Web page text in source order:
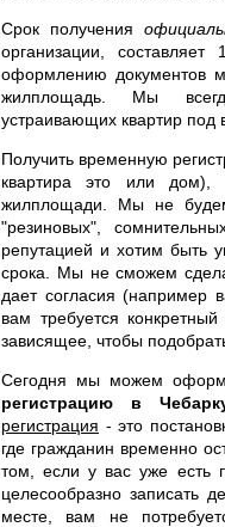
Срок получения
организации,
оформлению документов
жилплощадь. Мы
устраивающих квартир
Получить временную
квартира это или дом),
жилплощади. Мы не
"резиновых",
репутацией и хотим быть
срока. Мы не сможем
дает согласия (например
вам требуется
зависящее, чтобы
Сегодня мы можем
регистрацию в
регистрация - это
где гражданин временно
том, если у вас уже есть
целесообразно записать
месте, вам не